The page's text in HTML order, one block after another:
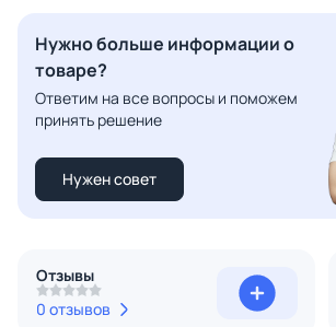
Нужно больше информации о
товаре?
Ответим на все вопросы и поможем
принять решение
Нужен совет
Отзывы
0 отзывов